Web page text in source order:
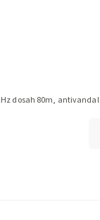
dosah 80m, antivandal